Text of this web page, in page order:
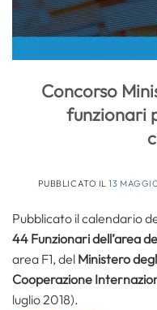
Concorso
funzionari
PUBBLICATO IL13
Pubblicato il calendario
44 Funzionari dell’area
area F1, del Ministero
Cooperazione
luglio 2018).